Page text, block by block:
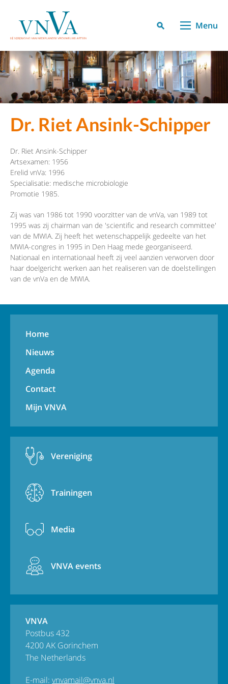
Menu
Dr. Riet Ansink-Schipper
Dr. Riet Ansink-Schipper
Artsexamen: 1956
Erelid vnVa: 1996
Specialisatie: medische microbiologie
Promotie 1985.
Zij was van 1986 tot 1990 voorzitter van de vnVa, van 1989 tot
1995 was zij chairman van de 'scientific and research committee'
van de MWIA. Zij heeft het wetenschappelijk gedeelte van het
MWIA-congres in 1995 in Den Haag mede georganiseerd.
Nationaal en internationaal heeft zij veel aanzien verworven door
haar doelgericht werken aan het realiseren van de doelstellingen
van de vnVa en de MWIA.
Home
Nieuws
Agenda
Contact
Mijn VNVA
Vereniging
Trainingen
Media
VNVA events
VNVA
Postbus 432
4200 AK Gorinchem
The Netherlands
E-mail: vnvamail@vnva.nl